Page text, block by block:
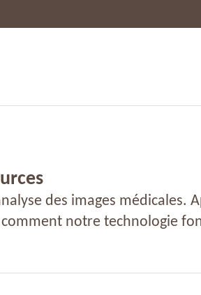
des images médicales.
notre technologie